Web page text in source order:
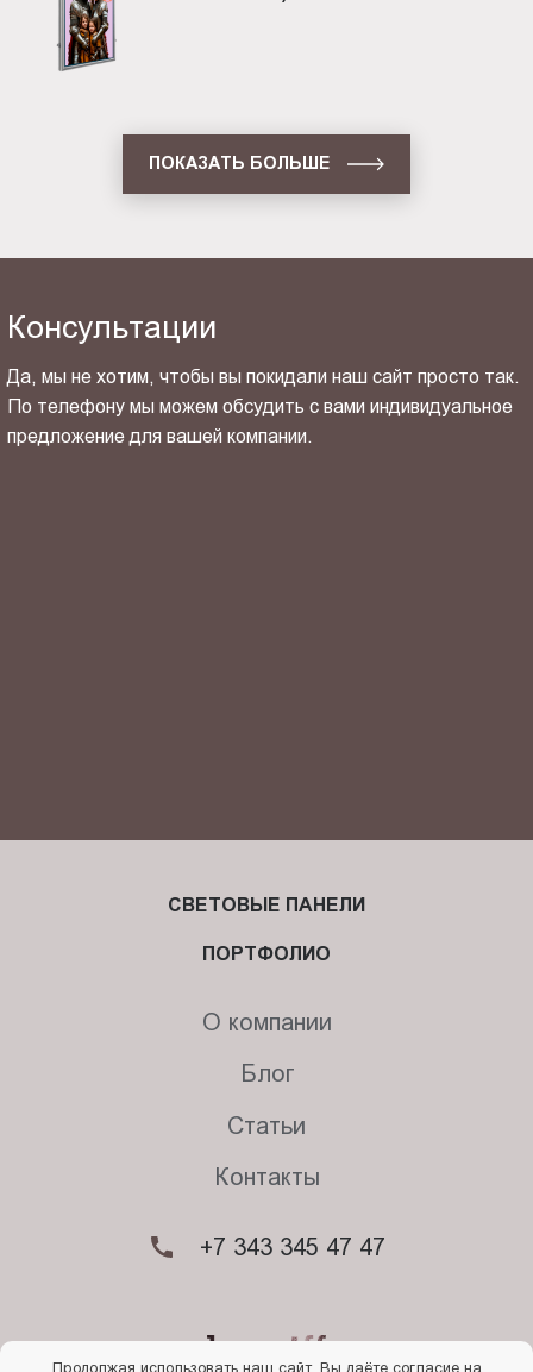
ПОКАЗАТЬ БОЛЬШЕ
Консультации
Да, мы не хотим, чтобы вы покидали наш сайт просто так.
По телефону мы можем обсудить с вами индивидуальное
предложение для вашей компании.
СВЕТОВЫЕ ПАНЕЛИ
ПОРТФОЛИО
О компании
Блог
Статьи
Контакты
+7 343 345 47 47
Продолжая использовать наш сайт, Вы даёте согласие на